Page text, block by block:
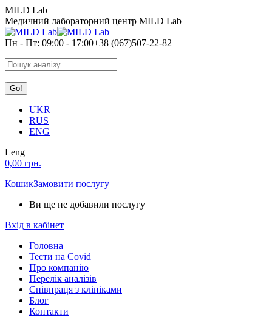
Skip
to
content
MILD Lab
Медичний лабораторний центр MILD Lab
Пн - Пт: 09:00 - 17:00+38 (067)507-22-82
Search:
UKR
RUS
ENG
Leng
0,00 грн.
КошикЗамовити послугу
Ви ще не добавили послугу
Вхід в кабінет
Головна
Тести на Covid
Про компанію
Перелік аналізів
Співпраця з клініками
Блог
Контакти